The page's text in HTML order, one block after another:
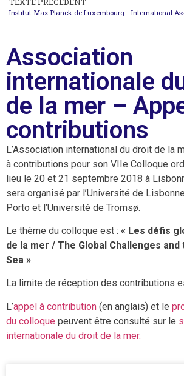
Association
internationale
de la mer –
contributions
L’Association international du droit de la
à contributions pour son VIIe Colloque
lieu le 20 et 21 septembre 2018 à
sera organisé par l’Université de
Porto et l’Université de Tromsø.
Le thème du colloque est : « Les défis
de la mer / The Global Challenges
Sea ».
La limite de réception des contributions
L’appel à contribution (en anglais) et le
du colloque peuvent être consulté sur le
internationale du droit de la mer.